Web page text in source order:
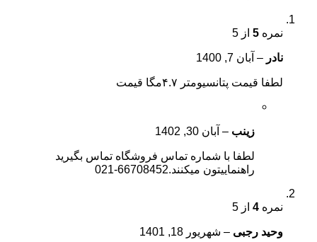
نمره 5 از 5
نادر – آبان 7, 1400
لطفا قیمت پتانسیومتر ۴.۷مگا قیمت
زینب – آبان 30, 1402
لطفا با شماره تماس فروشگاه تماس بگیرید
راهنماییتون میکنند.66708452-021
نمره 4 از 5
وحید رجبی – شهریور 18, 1401